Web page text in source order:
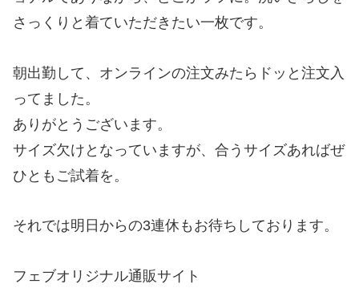
さっくりと着ていただきたい一枚です。
朝出勤して、オンラインの注文みたらドッと注文入
ってました。
ありがとうございます。
サイズ欠けとなっていますが、合うサイズあればぜ
ひともご試着を。
それでは明日からの3連休もお待ちしております。
フェブオリジナル通販サイト